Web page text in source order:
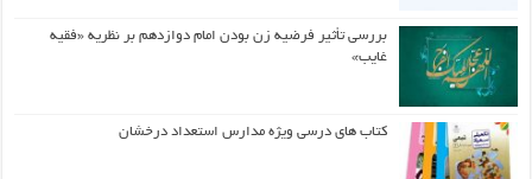
بررسی تأثیر فرضیه زن بودن امام دوازدهم بر نظریه «فقیه
غایب»
کتاب های درسی ویژه مدارس استعداد درخشان